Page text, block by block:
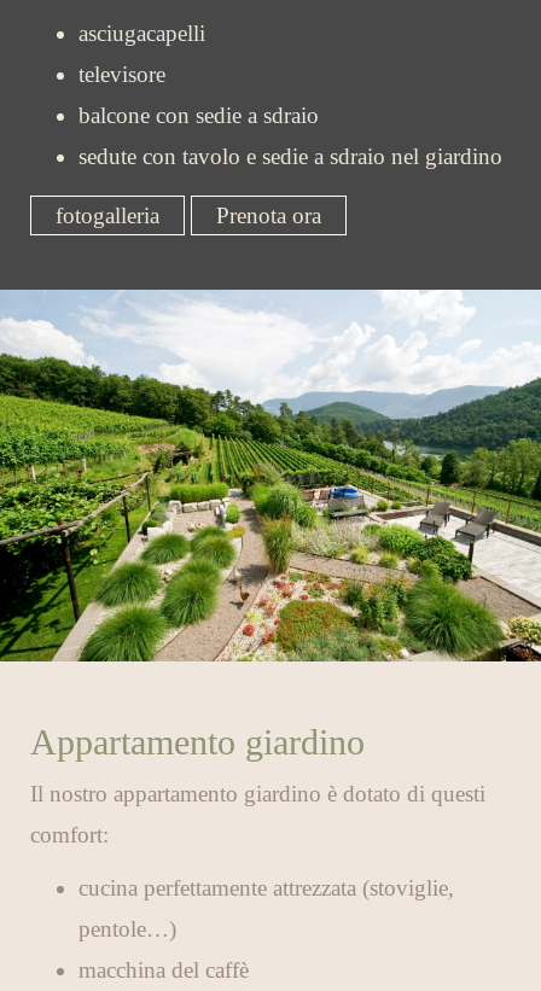
asciugacapelli
televisore
balcone con sedie a sdraio
sedute con tavolo e sedie a sdraio nel giardino
fotogalleria Prenota ora
Appartamento giardino
Il nostro appartamento giardino è dotato di questi
comfort:
cucina perfettamente attrezzata (stoviglie,
pentole…)
macchina del caffè